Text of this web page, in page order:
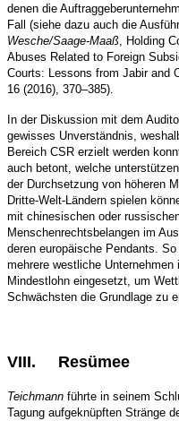
denen die
Fall (siehe dazu auch die
Wesche/Saage-Maaß , Holding
Abuses Related to Foreign
Courts: Lessons from Jabir and
16 (2016), 370–385).
In der Diskussion mit dem
gewisses Unverständnis,
Bereich CSR erzielt werden
auch betont, welche
der Durchsetzung von höheren
Dritte-Welt-Ländern spielen
mit chinesischen oder
Menschenrechtsbelangen im
deren europäische Pendants.
mehrere westliche
Mindestlohn eingesetzt, um
Schwächsten die Grundlage zu
VIII. Resümee
Teichmann führte in seinem
Tagung aufgeknüpften Stränge